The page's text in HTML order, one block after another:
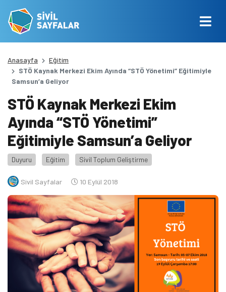
Anasayfa
Eğitim
STÖ Kaynak Merkezi Ekim Ayında “STÖ Yönetimi” Eğitimiyle
Samsun’a Geliyor
STÖ Kaynak Merkezi Ekim
Ayında “STÖ Yönetimi”
Eğitimiyle Samsun’a Geliyor
Duyuru Eğitim Sivil Toplum Geliştirme
Sivil Sayfalar 10 Eylül 2018